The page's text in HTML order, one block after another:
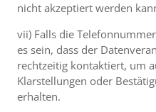
nicht akzeptiert werden
vii) Falls die
es sein, dass der
rechtzeitig kontaktiert, um
Klarstellungen oder
erhalten.